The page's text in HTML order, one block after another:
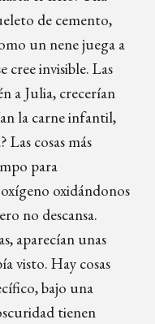
de cemento,
un nene juega a
cree invisible. Las
a Julia, crecerían
la carne infantil,
cosas más
para
oxidándonos
no descansa.
aparecían unas
visto. Hay cosas
bajo una
tienen